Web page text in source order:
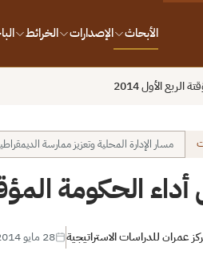
الأبحاث الإصدارات الخرائط
الأول 2014
مسار الإدارة المحلية وتعزيز ممارسة
الحكومة المؤقتة
عمران للدراسات الاستراتيجية 28 مايو 2014